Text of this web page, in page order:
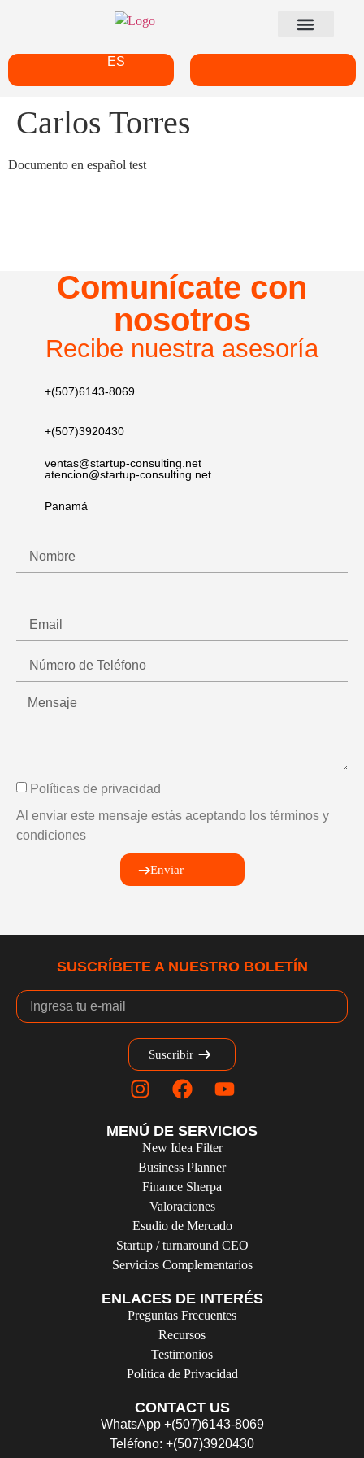
ES
Carlos Torres
Documento en español test
Comunícate con
nosotros
Recibe nuestra asesoría
+(507)6143-8069
+(507)3920430​
ventas@startup-consulting.net
atencion@startup-consulting.net
Panamá
Políticas de privacidad
Al enviar este mensaje estás aceptando los términos y
condiciones
Enviar
SUSCRÍBETE A NUESTRO BOLETÍN
Suscribir
MENÚ DE SERVICIOS
New Idea Filter
Business Planner
Finance Sherpa
Valoraciones
Esudio de Mercado
Startup / turnaround CEO
Servicios Complementarios
ENLACES DE INTERÉS
Preguntas Frecuentes
Recursos
Testimonios
Política de Privacidad
CONTACT US
WhatsApp +(507)6143-8069
Teléfono: +(507)3920430